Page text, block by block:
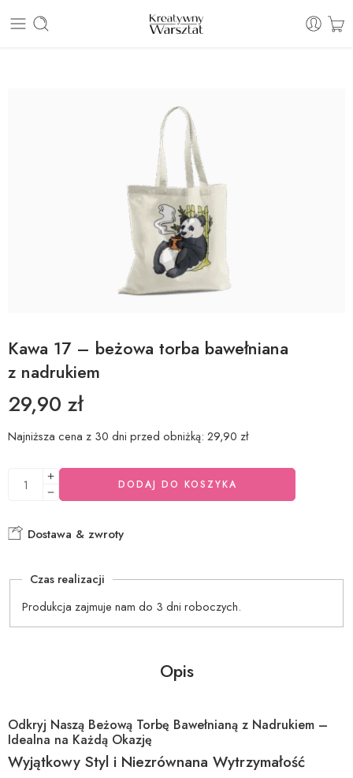
E: sklep@kreatywnywarsztat.pl | T: +48 530 933 786
Kawa 17 – beżowa torba bawełniana
z nadrukiem
29,90 zł
Najniższa cena z 30 dni przed obniżką: 29,90 zł
DODAJ DO KOSZYKA
Dostawa & zwroty
Czas realizacji
Produkcja zajmuje nam do 3 dni roboczych.
Opis
Odkryj Naszą Beżową Torbę Bawełnianą z Nadrukiem –
Idealna na Każdą Okazję
Wyjątkowy Styl i Niezrównana Wytrzymałość